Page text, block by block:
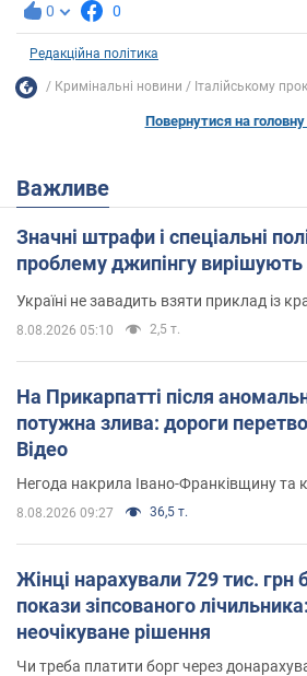
0 0
Редакційна політика
Кримінальні новини Італійському
Повернутися на головну
Важливе
Значні штрафи і спеціальні
проблему джипінгу
Україні не завадить взяти приклад із
8.08.2026 05:10 2,5 т.
На Прикарпатті після
потужна злива: дороги
Відео
Негода накрила Івано-Франківщину та
8.08.2026 09:27 36,5 т.
Жінці нарахували 729 тис. грн
покази зіпсованого
неочікуване рішення
Чи треба платити борг через